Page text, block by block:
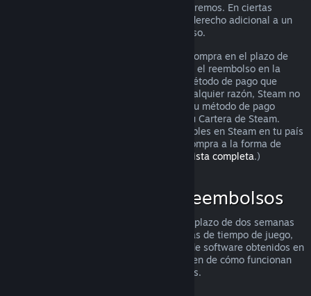
puedes solicitarlo igualmente y lo analizaremos. En ciertas
jurisdicciones, los clientes pueden tener derecho adicional a un
reembolso cuando el juego está defectuoso.
Se te hará un reembolso completo de tu compra en el plazo de
una semana tras su aprobación. Recibirás el reembolso en la
Cartera de Steam o mediante el mismo método de pago que
utilizaste para hacer la compra. Si, por cualquier razón, Steam no
puede realizar un reembolso a través de tu método de pago
inicial, se acreditará el importe total en tu Cartera de Steam.
(Algunos de los métodos de pago disponibles en Steam en tu país
pueden no admitir el reembolso de una compra a la forma de
Haz clic aquí para ver una lista completa.)
Dónde se aplican los reembolsos
La oferta de reembolsos de Steam, en un plazo de dos semanas
desde la compra y con menos de dos horas de tiempo de juego,
se aplica a los juegos y las aplicaciones de software obtenidos en
la tienda de Steam. Aquí tienes un resumen de cómo funcionan
los reembolsos con otros tipos de compras.